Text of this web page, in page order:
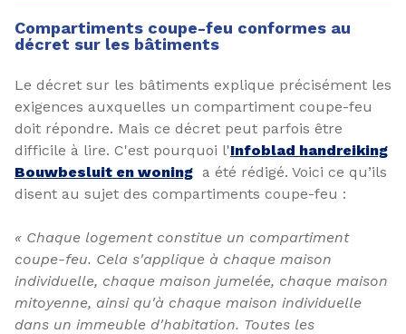
Compartiments coupe-feu conformes au
décret sur les bâtiments
Le décret sur les bâtiments explique précisément les
exigences auxquelles un compartiment coupe-feu
doit répondre. Mais ce décret peut parfois être
difficile à lire. C'est pourquoi l'Infoblad handreiking
Bouwbesluit en woning a été rédigé. Voici ce qu’ils
disent au sujet des compartiments coupe-feu :
« Chaque logement constitue un compartiment
coupe-feu. Cela s'applique à chaque maison
individuelle, chaque maison jumelée, chaque maison
mitoyenne, ainsi qu'à chaque maison individuelle
dans un immeuble d'habitation. Toutes les